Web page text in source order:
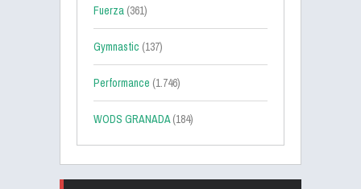
Fuerza (361)
Gymnastic (137)
Performance (1.746)
WODS GRANADA(184)